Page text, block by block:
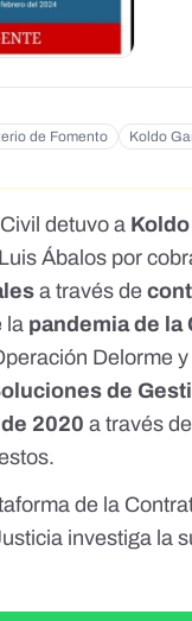
de Fomento Koldo
detuvo a
Ábalos por
a través de
la pandemia de la
Delorme
de
2020 a través
de la
investiga la